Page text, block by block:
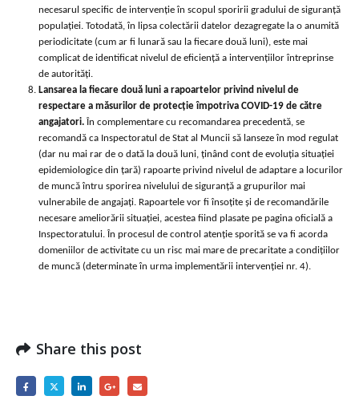
necesarul specific de intervenție în scopul sporirii gradului de siguranță
populației. Totodată, în lipsa colectării datelor dezagregate la o anumită
periodicitate (cum ar fi lunară sau la fiecare două luni), este mai
complicat de identificat nivelul de eficiență a intervențiilor întreprinse
de autorități.
Lansarea la fiecare două luni a rapoartelor privind nivelul de
respectare a măsurilor de protecție împotriva COVID-19 de către
angajatori. În complementare cu recomandarea precedentă, se
recomandă ca Inspectoratul de Stat al Muncii să lanseze în mod regulat
(dar nu mai rar de o dată la două luni, ținând cont de evoluția situației
epidemiologice din țară) rapoarte privind nivelul de adaptare a locurilor
de muncă întru sporirea nivelului de siguranță a grupurilor mai
vulnerabile de angajați. Rapoartele vor fi însoțite și de recomandările
necesare ameliorării situației, acestea fiind plasate pe pagina oficială a
Inspectoratului. În procesul de control atenție sporită se va fi acorda
domeniilor de activitate cu un risc mai mare de precaritate a condițiilor
de muncă (determinate în urma implementării intervenției nr. 4).
Share this post